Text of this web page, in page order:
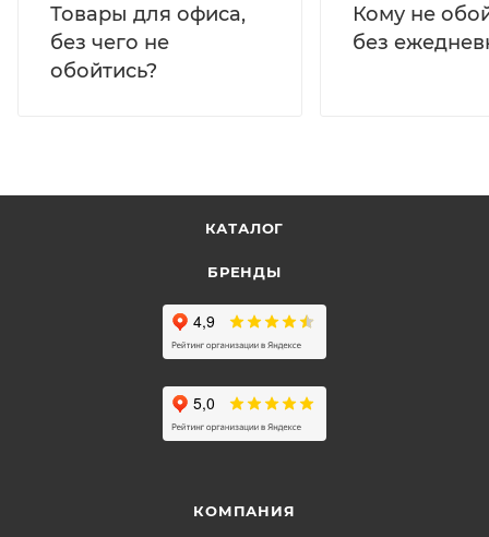
Товары для офиса,
без чего не
обойтись?
Кому не
без
КАТАЛОГ
БРЕНДЫ
КОМПАНИЯ